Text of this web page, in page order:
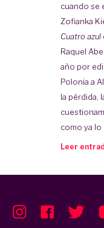
cuando se
Zofianka
Cuatro azul
Raquel
año por
Polonia a
la pérdida,
como ya lo
Leer